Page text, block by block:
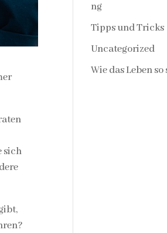
sich
ng
Tipps und Tricks
Uncategorized
Wie das Leben